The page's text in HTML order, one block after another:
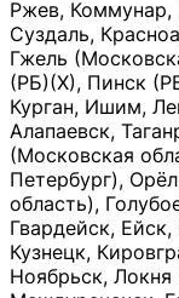
Ржев, Коммунар,
Суздаль,
Гжель
(РБ)(Х), Пинск
Курган, Ишим,
Алапаевск,
(Московская
Петербург),
область),
Гвардейск,
Кузнецк,
Ноябрьск, Локня